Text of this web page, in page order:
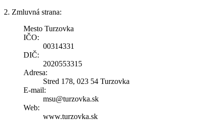
2. Zmluvná strana:
Mesto Turzovka
IČO:
00314331
DIČ:
2020553315
Adresa:
Stred 178, 023 54 Turzovka
E-mail:
msu@turzovka.sk
Web:
www.turzovka.sk